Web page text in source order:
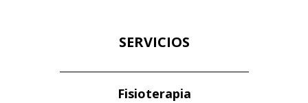
SERVICIOS
Fisioterapia